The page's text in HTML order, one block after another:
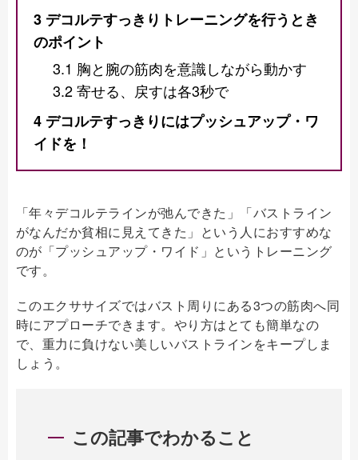
3 デコルテすっきりトレーニングを行うとき
のポイント
3.1 胸と腕の筋肉を意識しながら動かす
3.2寄せる、戻すは各3秒で
4 デコルテすっきりにはプッシュアップ・ワ
イドを！
「年々デコルテラインが弛んできた」「バストライン
がなんだか貧相に見えてきた」という人におすすめな
のが「プッシュアップ・ワイド」というトレーニング
です。
このエクササイズではバスト周りにある3つの筋肉へ同
時にアプローチできます。やり方はとても簡単なの
で、重力に負けない美しいバストラインをキープしま
しょう。
この記事でわかること